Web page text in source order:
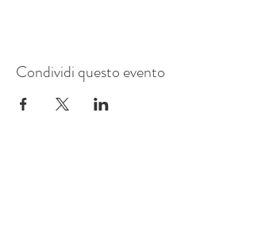
Condividi questo evento